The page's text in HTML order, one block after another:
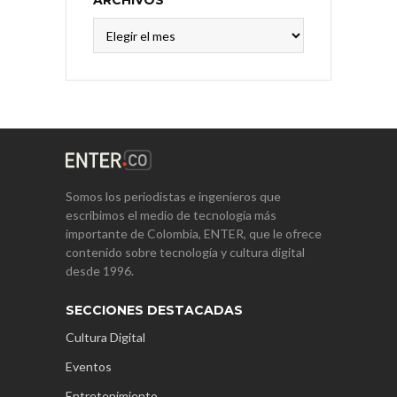
Somos los periodistas e ingenieros que
escribimos el medio de tecnología más
importante de Colombia, ENTER, que le ofrece
contenido sobre tecnología y cultura digital
desde 1996.
SECCIONES DESTACADAS
Cultura Digital
Eventos